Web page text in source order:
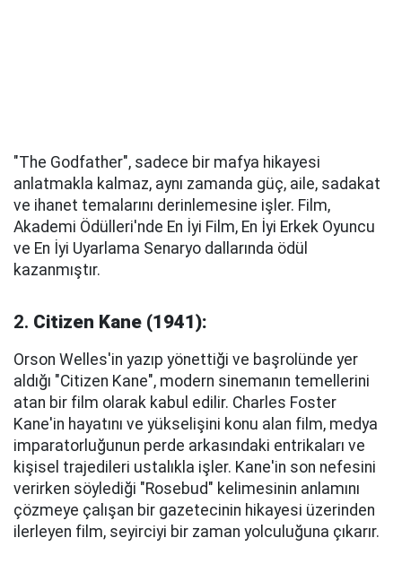
"The Godfather", sadece bir mafya hikayesi
anlatmakla kalmaz, aynı zamanda güç, aile, sadakat
ve ihanet temalarını derinlemesine işler. Film,
Akademi Ödülleri'nde En İyi Film, En İyi Erkek Oyuncu
ve En İyi Uyarlama Senaryo dallarında ödül
kazanmıştır.
2. Citizen Kane (1941):
Orson Welles'in yazıp yönettiği ve başrolünde yer
aldığı "Citizen Kane", modern sinemanın temellerini
atan bir film olarak kabul edilir. Charles Foster
Kane'in hayatını ve yükselişini konu alan film, medya
imparatorluğunun perde arkasındaki entrikaları ve
kişisel trajedileri ustalıkla işler. Kane'in son nefesini
verirken söylediği "Rosebud" kelimesinin anlamını
çözmeye çalışan bir gazetecinin hikayesi üzerinden
ilerleyen film, seyirciyi bir zaman yolculuğuna çıkarır.